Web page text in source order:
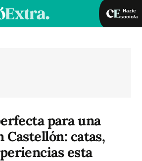
Hazte
socio/a
para una
Castellón: catas,
esta